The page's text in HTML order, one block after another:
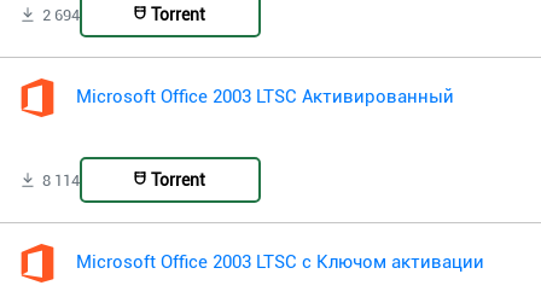
2 694 Torrent
Microsoft Office 2003 LTSC Активированный
8 114 Torrent
Microsoft Office 2003 LTSC с Ключом активации